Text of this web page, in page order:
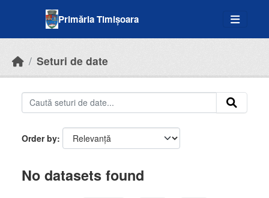
Primăria Timișoara
Seturi de date
Order by
No datasets found